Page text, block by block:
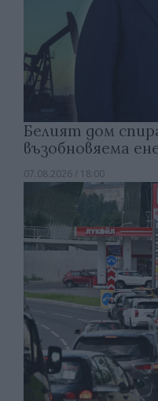
Белият дом
възобновяема
07.08.2026 / 18:00